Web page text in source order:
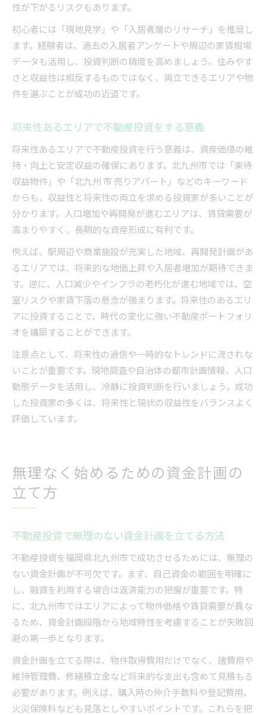
性が下がるリスクもあります。
初心者には「現地見学」や「入居者層のリサーチ」を推奨し
ます。経験者は、過去の入居者アンケートや周辺の家賃相場
データも活用し、投資判断の精度を高めましょう。住みやす
さと収益性は相反するものではなく、両立できるエリアや物
件を選ぶことが成功の近道です。
将来性あるエリアで不動産投資をする意義
将来性あるエリアで不動産投資を行う意義は、資産価値の維
持・向上と安定収益の確保にあります。北九州市では「楽待
収益物件」や「北九州 市 売りアパート」などのキーワード
からも、収益性と将来性の両立を求める投資家が多いことが
分かります。人口増加や再開発が進むエリアは、賃貸需要が
高まりやすく、長期的な資産形成に有利です。
例えば、駅周辺や商業施設が充実した地域、再開発計画があ
るエリアでは、将来的な地価上昇や入居者増加が期待できま
す。逆に、人口減少やインフラの老朽化が進む地域では、空
室リスクや家賃下落の懸念が強まります。将来性のあるエリ
アに投資することで、時代の変化に強い不動産ポートフォリ
オを構築することができます。
注意点として、将来性の過信や一時的なトレンドに流されな
いことが重要です。現地調査や自治体の都市計画情報、人口
動態データを活用し、冷静に投資判断を行いましょう。成功
した投資家の多くは、将来性と現状の収益性をバランスよく
評価しています。
無理なく始めるための資金計画の
立て方
不動産投資で無理のない資金計画を立てる方法
不動産投資を福岡県北九州市で成功させるためには、無理の
ない資金計画が不可欠です。まず、自己資金の範囲を明確に
し、融資を利用する場合は返済能力の把握が重要です。特
に、北九州市ではエリアによって物件価格や賃貸需要が異な
るため、資金計画段階から地域特性を考慮することが失敗回
避の第一歩となります。
資金計画を立てる際は、物件取得費用だけでなく、諸費用や
維持管理費、修繕積立金など将来的な支出も含めて見積もる
必要があります。例えば、購入時の仲介手数料や登記費用、
火災保険料なども見落としやすいポイントです。これらを把